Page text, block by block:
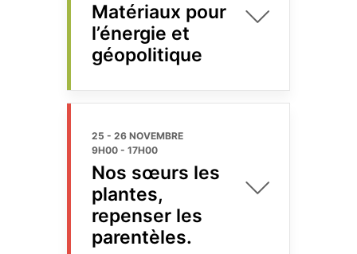
Matériaux pour
l’énergie et
géopolitique
25 - 26 NOVEMBRE
9H00 - 17H00
Nos sœurs les
plantes,
repenser les
parentèles.